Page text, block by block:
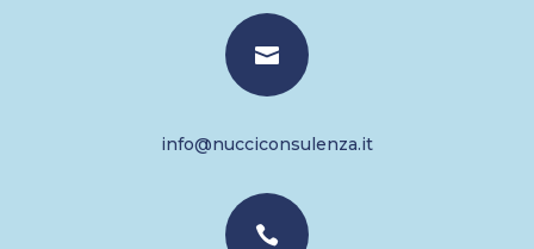

info@nucciconsulenza.it
